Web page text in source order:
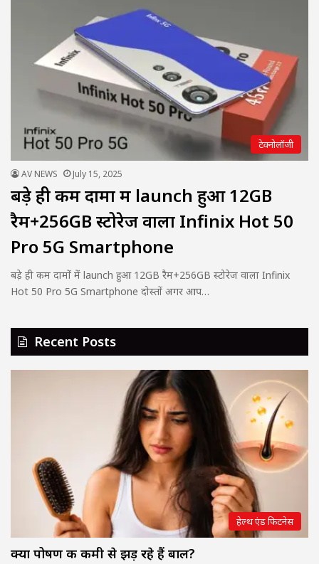
टेक्नोलॉजी
AV NEWS July 15, 2025
बड़े ही कम दामों में launch हुआ 12GB
रैम+256GB स्टोरेज वाला Infinix Hot 50
Pro 5G Smartphone
बड़े ही कम दामों में launch हुआ 12GB रैम+256GB स्टोरेज वाला Infinix
Hot 50 Pro 5G Smartphone दोस्तों अगर आप…
Recent Posts
हेल्थ एंड फिटनेस
क्या पोषण की कमी से झड़ रहे हैं बाल?